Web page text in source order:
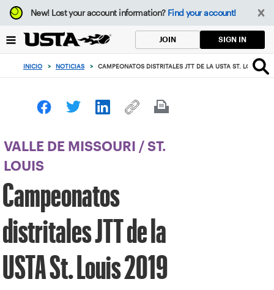
Enfoque
desde
botón
volver
principio
New!Lost your account information? Find your account!
JOIN SIGN IN
INICIO > NOTICIAS > CAMPEONATOS DISTRITALES JTT DE LA USTA ST. LOUIS
VALLE DE MISSOURI / ST.
LOUIS
Campeonatos
distritales JTT de la
USTA St. Louis 2019